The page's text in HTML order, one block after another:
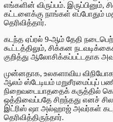
எங்களின் விருப்பம். இருப்பினும்,
கட்டளைக்கு நாங்கள் எப்போதும்
தெரிவித்தார்.
கடந்த ஏப்ரல் 9-ஆம் தேதி
கூட்டத்திலும், சிக்கன
குறித்து ஆலோசிக்கப்பட்டதாக
முன்னதாக, உலகளாவிய
ஆலம் ஸ்டேடியம் மறுசீரமைப்புப்
நிறைவடையாததைக் கருத்தில்
ஒத்திவைப்பதே சிறந்தது எனச்
இட்ரிஸ் ஷா அல்ஹாஜ் அவர்கள்
தெரிவித்திருந்தார்.